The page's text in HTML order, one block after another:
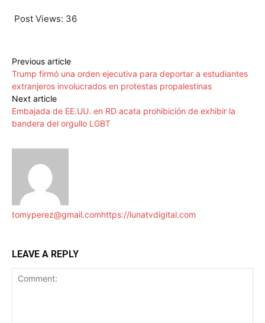
Post Views: 36
Previous article
Trump firmó una orden ejecutiva para deportar a estudiantes
extranjeros involucrados en protestas propalestinas
Next article
Embajada de EE.UU. en RD acata prohibición de exhibir la
bandera del orgullo LGBT
tomyperez@gmail.comhttps://lunatvdigital.com
LEAVE A REPLY